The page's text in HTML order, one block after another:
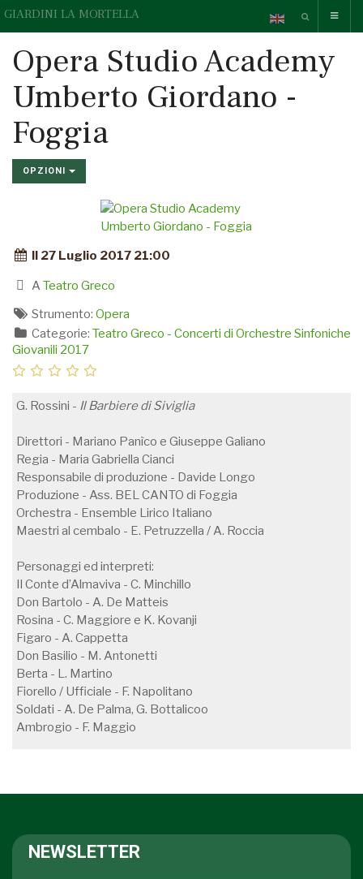
GIARDINI LA MORTELLA
Opera Studio Academy
Umberto Giordano -
Foggia
OPZIONI
Il 27 Luglio 2017 21:00
A Teatro Greco
Strumento: Opera
Categorie: Teatro Greco - Concerti di Orchestre Sinfoniche
Giovanili 2017
G. Rossini - Il Barbiere di Siviglia
Direttori - Mariano Panìco e Giuseppe Galiano
Regia - Maria Gabriella Cianci
Responsabile di produzione - Davide Longo
Produzione - Ass. BEL CANTO di Foggia
Orchestra - Ensemble Lirico Italiano
Maestri al cembalo - E. Petruzzella / A. Roccia
Personaggi ed interpreti:
Il Conte d’Almaviva - C. Minchillo
Don Bartolo - A. De Matteis
Rosina - C. Maggiore e K. Kovanji
Figaro - A. Cappetta
Don Basilio - M. Antonetti
Berta - L. Martino
Fiorello / Ufficiale - F. Napolitano
Soldati - A. De Palma, G. Bottalicoo
Ambrogio - F. Maggio
NEWSLETTER